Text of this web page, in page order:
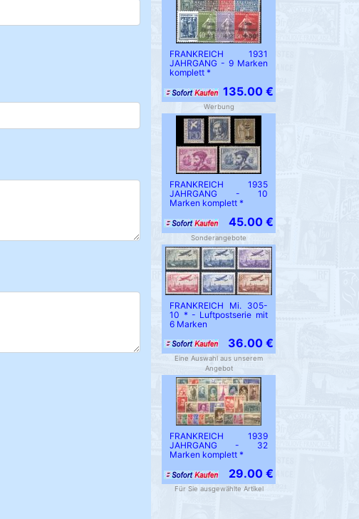
FRANKREICH 1931
JAHRGANG - 9 Marken
komplett *
135.00 €
Werbung
FRANKREICH 1935
JAHRGANG - 10
Marken komplett *
45.00 €
Sonderangebote
FRANKREICH Mi. 305-
10 * - Luftpostserie mit
6 Marken
36.00 €
Eine Auswahl aus unserem
Angebot
FRANKREICH 1939
JAHRGANG - 32
Marken komplett *
29.00 €
Für Sie ausgewählte Artikel